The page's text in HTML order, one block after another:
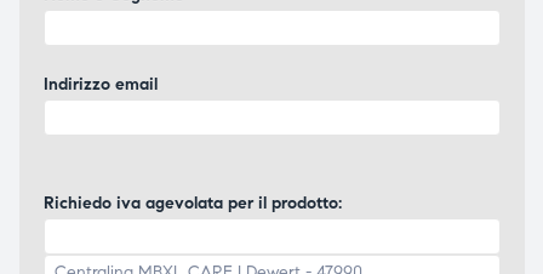
Indirizzo email
Richiedo iva agevolata per il prodotto: